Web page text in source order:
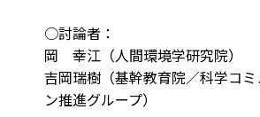
○討論者：
岡 幸江（人間環境学研究院）
吉岡瑞樹（基幹教育院／科学コ
ン推進グループ）